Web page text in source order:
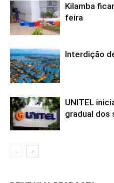
Kilamba
feira
Interdição
UNITEL
gradual dos